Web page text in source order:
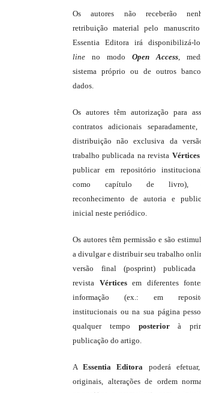
Os autores não receberão
retribuição material pelo
Essentia Editora irá disponibilizá-lo
line no modo Open Access,
sistema próprio ou de outros
dados.
Os autores têm autorização para
contratos adicionais separadamente,
distribuição não exclusiva da
trabalho publicada na revista Vértices
publicar em repositório
como capítulo de livro),
reconhecimento de autoria e
inicial neste periódico.
Os autores têm permissão e são
a divulgar e distribuir seu trabalho
versão final (posprint) publicada
revista Vérticesem diferentes
informação (ex.: em
institucionais ou na sua página
qualquer tempo posteriorà
publicação do artigo.
AEssentia Editora poderá
originais, alterações de ordem